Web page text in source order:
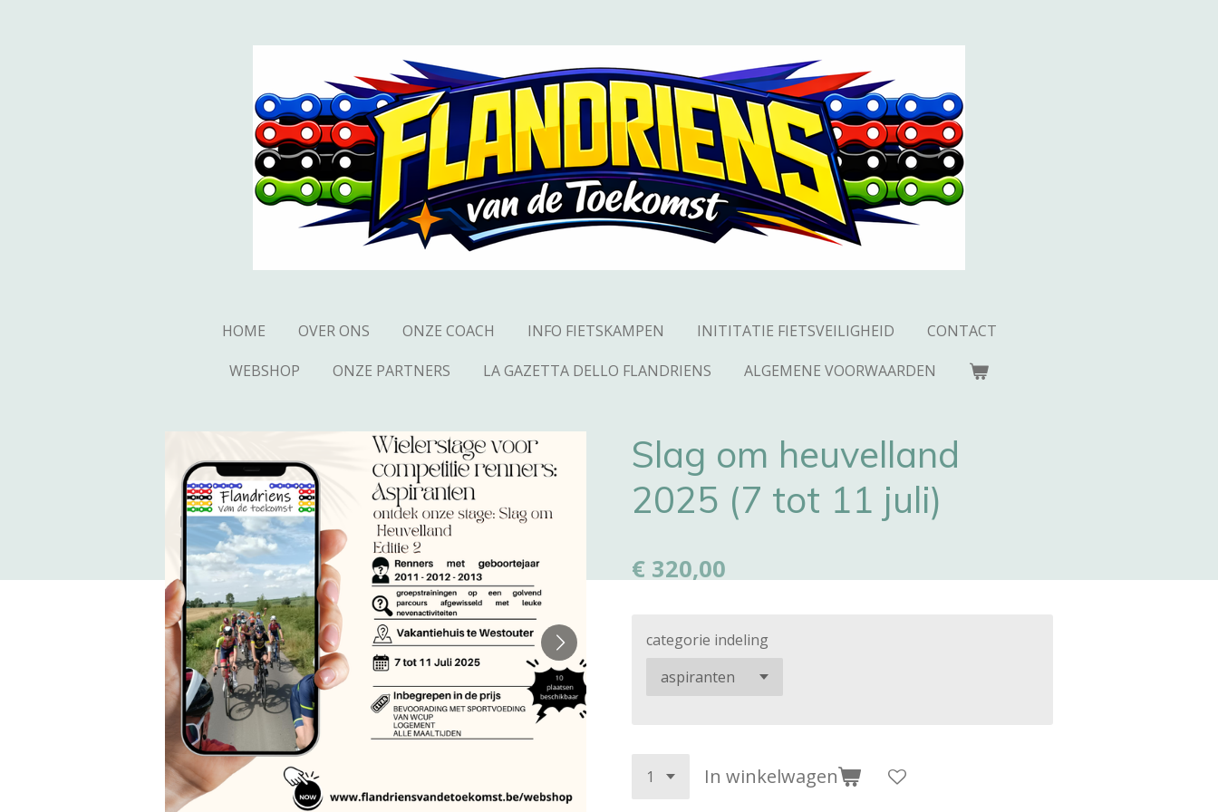
HOME OVER ONS ONZE COACH INFO FIETSKAMPEN INITITATIE FIETSVEILIGHEID
CONTACT
WEBSHOP
ONZE PARTNERS LA GAZETTA DELLO FLANDRIENS ALGEMENE VOORWAARDEN
Slag om heuvelland
2025 (7 tot 11 juli)
€ 320,00
categorie indeling
In winkelwagen